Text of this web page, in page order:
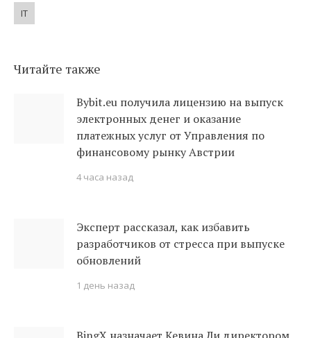
IT
Читайте также
Bybit.eu получила лицензию на выпуск
электронных денег и оказание
платежных услуг от Управления по
финансовому рынку Австрии
4 часа назад
Эксперт рассказал, как избавить
разработчиков от стресса при выпуске
обновлений
1 день назад